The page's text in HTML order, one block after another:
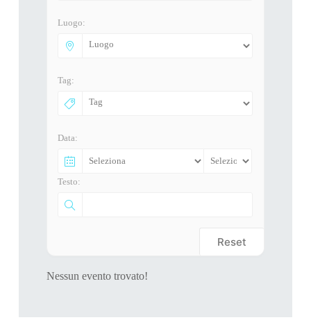
Luogo:
Tag:
Data:
Testo:
Reset
Nessun evento trovato!